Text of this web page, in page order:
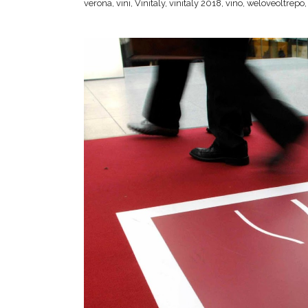
verona, vini, Vinitaly, vinitaly 2018, vino, weloveoltrepo,